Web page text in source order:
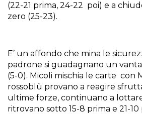
(22-21 prima, 24-22 poi) e a
zero (25-23).
E’ un affondo che mina le
padrone si guadagnano un
(5-0). Micoli mischia le carte con
rossoblù provano a reagire
ultime forze, continuano a
ritrovano sotto 15-8 prima e 21-10